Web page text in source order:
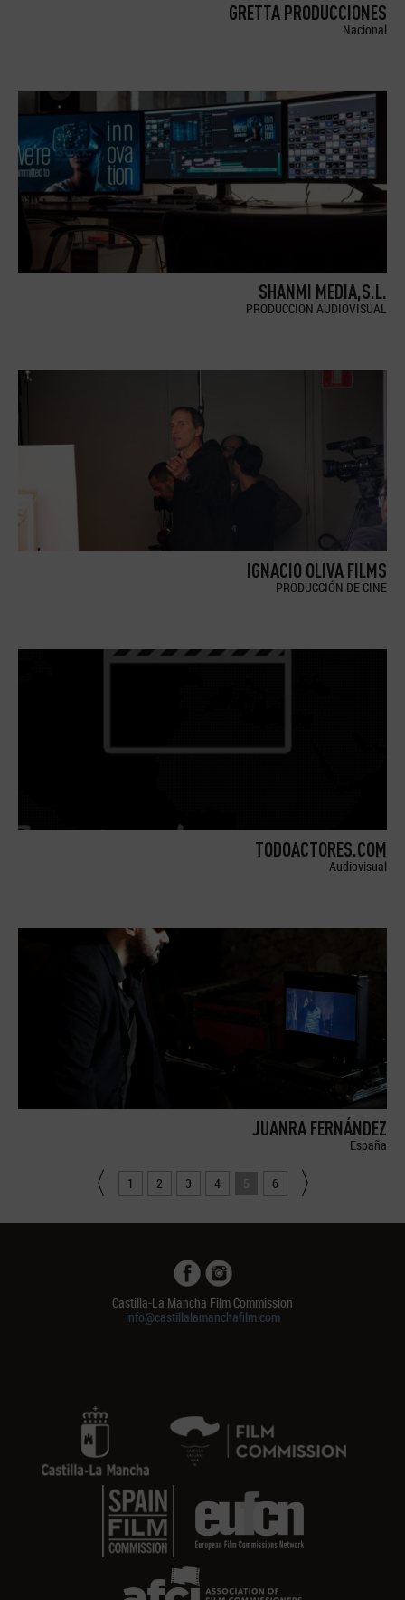
GRETTA PRODUCCIONES
Nacional
SHANMI MEDIA,S.L.
PRODUCCION AUDIOVISUAL
IGNACIO OLIVA FILMS
PRODUCCIÓN DE CINE
TODOACTORES.COM
Audiovisual
JUANRA FERNÁNDEZ
España
1 2 3 4 5 6
Castilla-La Mancha Film Commission
info@castillalamanchafilm.com